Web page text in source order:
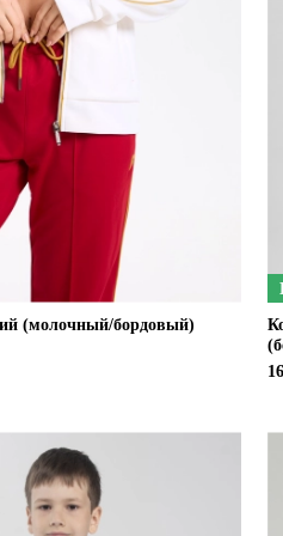
(молочный/бордовый)